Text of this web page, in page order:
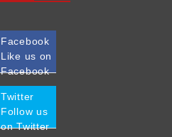
Facebook
Like us on
Facebook
Twitter
Follow us
on Twitter